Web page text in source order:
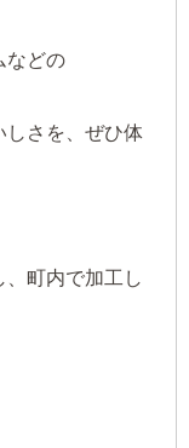
などの
しさを、ぜひ体
町内で加工し